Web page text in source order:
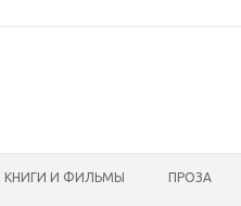
КНИГИ И ФИЛЬМЫ ПРОЗА